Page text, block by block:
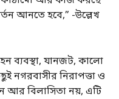
আনতে হবে,” -উল্লেখ
ব্যবস্থা, যানজট, কালো
নগরবাসীর নিরাপত্তা ও
আর বিলাসিতা নয়, এটি